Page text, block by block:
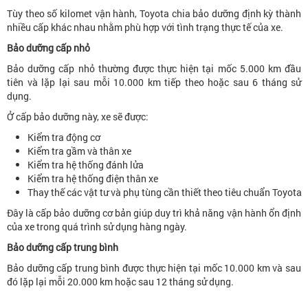
Tùy theo số kilomet vận hành, Toyota chia bảo dưỡng định kỳ thành
nhiều cấp khác nhau nhằm phù hợp với tình trạng thực tế của xe.
Bảo dưỡng cấp nhỏ
Bảo dưỡng cấp nhỏ thường được thực hiện tại mốc 5.000 km đầu
tiên và lặp lại sau mỗi 10.000 km tiếp theo hoặc sau 6 tháng sử
dụng.
Ở cấp bảo dưỡng này, xe sẽ được:
Kiểm tra động cơ
Kiểm tra gầm và thân xe
Kiểm tra hệ thống đánh lửa
Kiểm tra hệ thống điện thân xe
Thay thế các vật tư và phụ tùng cần thiết theo tiêu chuẩn Toyota
Đây là cấp bảo dưỡng cơ bản giúp duy trì khả năng vận hành ổn định
của xe trong quá trình sử dụng hàng ngày.
Bảo dưỡng cấp trung bình
Bảo dưỡng cấp trung bình được thực hiện tại mốc 10.000 km và sau
đó lặp lại mỗi 20.000 km hoặc sau 12 tháng sử dụng.